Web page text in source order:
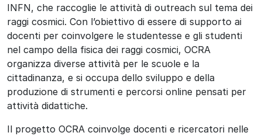
INFN, che raccoglie le attività di outreach sul tema dei
raggi cosmici. Con l’obiettivo di essere di supporto ai
docenti per coinvolgere le studentesse e gli studenti
nel campo della fisica dei raggi cosmici, OCRA
organizza diverse attività per le scuole e la
cittadinanza, e si occupa dello sviluppo e della
produzione di strumenti e percorsi online pensati per
attività didattiche.
Il progetto OCRA coinvolge docenti e ricercatori nelle